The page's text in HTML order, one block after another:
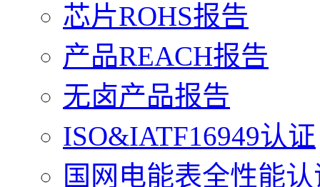
芯片ROHS报告
产品REACH报告
无卤产品报告
ISO&IATF16949认证
国网电能表全性能